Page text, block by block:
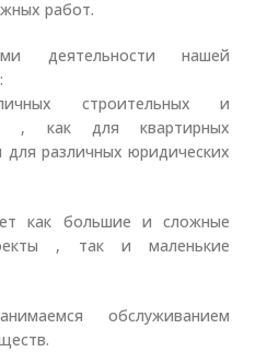
работ.
деятельности нашей
строительных и
, как для квартирных
для различных юридических
как большие и сложные
, так и маленькие
обслуживанием